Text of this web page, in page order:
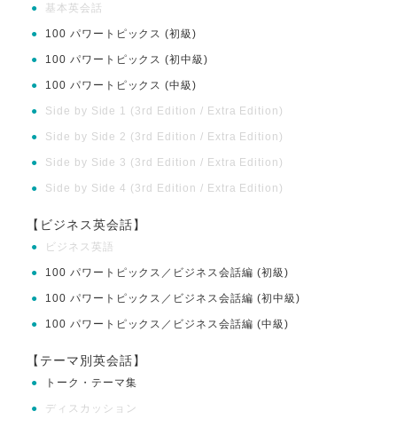
● 基本英会話
● 100 パワートピックス (初級)
● 100 パワートピックス (初中級)
● 100 パワートピックス (中級)
● Side by Side 1 (3rd Edition / Extra Edition)
● Side by Side 2 (3rd Edition / Extra Edition)
● Side by Side 3 (3rd Edition / Extra Edition)
● Side by Side 4 (3rd Edition / Extra Edition)
【ビジネス英会話】
● ビジネス英語
● 100 パワートピックス／ビジネス会話編 (初級)
● 100 パワートピックス／ビジネス会話編 (初中級)
● 100 パワートピックス／ビジネス会話編 (中級)
【テーマ別英会話】
● トーク・テーマ集
● ディスカッション